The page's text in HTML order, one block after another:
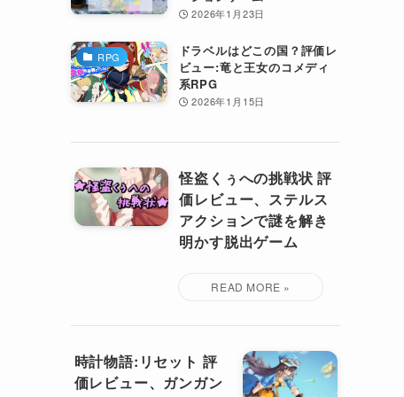
2026年1月23日
RPG
ドラベルはどこの国？評価レ
ビュー:竜と王女のコメディ
系RPG
2026年1月15日
怪盗くぅへの挑戦状 評
価レビュー、ステルス
アクションで謎を解き
明かす脱出ゲーム
時計物語:リセット 評
価レビュー、ガンガン